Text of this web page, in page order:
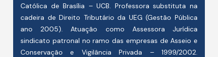
Católica de Brasília – UCB. Professora substituta na
cadeira de Direito Tributário da UEG (Gestão Pública
ano 2005). Atuação como Assessora Jurídica
sindicato patronal no ramo das empresas de Asseio e
Conservação e Vigilância Privada – 1999/2002.